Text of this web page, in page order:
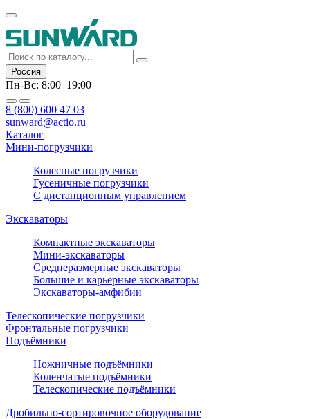
Россия
Пн-Вс: 8:00–19:00
8 (800) 600 47 03
sunward@actio.ru
Каталог
Мини-погрузчики
Колесные погрузчики
Гусеничные погрузчики
С дистанционным управлением
Экскаваторы
Компактные экскаваторы
Мини-экскаваторы
Среднеразмерные экскаваторы
Большие и карьерные экскаваторы
Экскаваторы-амфибии
Телескопические погрузчики
Фронтальные погрузчики
Подъёмники
Ножничные подъёмники
Коленчатые подъёмники
Телескопические подъёмники
Дробильно-сортировочное оборудование